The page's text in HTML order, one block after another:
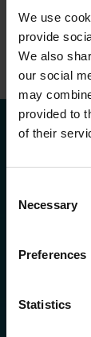
We use
provide
We also
our social
may
provided to
of their
Selection
Necessary
Preferences
Statistics
Ebenen,
erhebliche